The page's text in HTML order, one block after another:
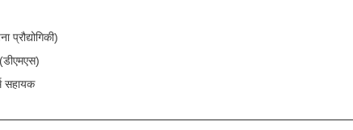
प्रौद्योगिकी)
सहायक